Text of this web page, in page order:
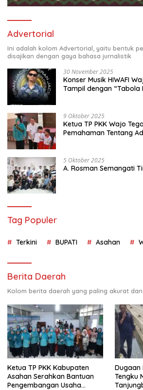
Advertorial
Ini adalah kolom Advertorial, yaitu bentuk
disajikan dengan gaya bahasa jurnalistik
30 November 2025
Konser Musik HIWAFI
Tampil dengan “Tabola
9 Oktober 2025
Ketua TP PKK Wajo
Pemahaman Tentang
5 Oktober 2025
A. Rosman Semangati
Tag Populer
Terkini BUPATI Asahan
Berita Daerah
Kolom berita daerah yang paling akurat
Ketua TP PKK Kabupaten
Asahan Serahkan Bantuan
Pengembangan Usaha
Dugaan
Tengku